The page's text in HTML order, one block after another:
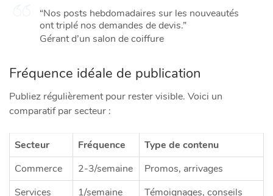
“Nos posts hebdomadaires sur les nouveautés
ont triplé nos demandes de devis.”
Gérant d’un salon de coiffure
Fréquence idéale de publication
Publiez régulièrement pour rester visible. Voici un
comparatif par secteur :
Secteur Fréquence
Type de contenu
Commerce
2-3/semaine
Promos, arrivages
Services
1/semaine Témoignages, conseils